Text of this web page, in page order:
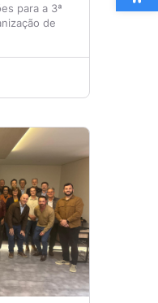
para a 3ª
de